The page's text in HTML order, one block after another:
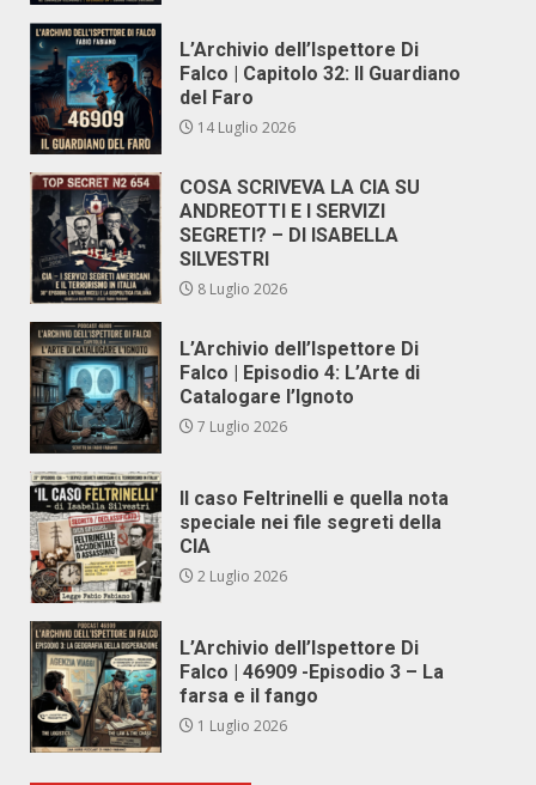
L’Archivio dell’Ispettore Di
Falco | Capitolo 32: Il Guardiano
del Faro
14 Luglio 2026
COSA SCRIVEVA LA CIA SU
ANDREOTTI E I SERVIZI
SEGRETI? – DI ISABELLA
SILVESTRI
8 Luglio 2026
L’Archivio dell’Ispettore Di
Falco | Episodio 4: L’Arte di
Catalogare l’Ignoto
7 Luglio 2026
Il caso Feltrinelli e quella nota
speciale nei file segreti della
CIA
2 Luglio 2026
L’Archivio dell’Ispettore Di
Falco | 46909 -Episodio 3 – La
farsa e il fango
1 Luglio 2026